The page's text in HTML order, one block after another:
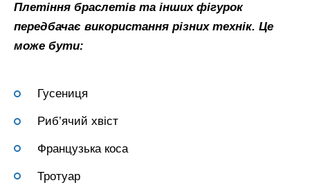
Плетіння браслетів та інших фігурок
передбачає використання різних технік. Це
може бути:
Гусениця
Риб’ячий хвіст
Французька коса
Тротуар